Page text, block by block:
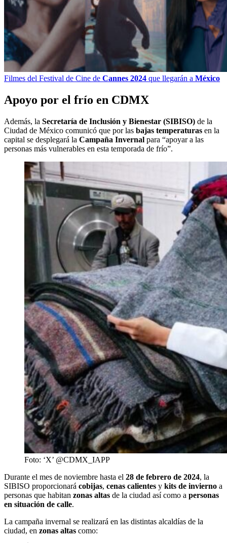
Filmes del Festival de Cine de Cannes 2024 que llegarán a México
Apoyo por el frío en CDMX
Además, la Secretaría de Inclusión y Bienestar (SIBISO) de la
Ciudad de México comunicó que por las bajas temperaturas en la
capital se desplegará la Campaña Invernal para “apoyar a las
personas más vulnerables en esta temporada de frío”.
Foto: ‘X’ @CDMX_IAPP
Durante el mes de noviembre hasta el 28 de febrero de 2024, la
SIBISO proporcionará cobijas, cenas calientes y kits de invierno a
personas que habitan zonas altas de la ciudad así como a personas
en situación de calle.
La campaña invernal se realizará en las distintas alcaldías de la
ciudad, en zonas altas como: